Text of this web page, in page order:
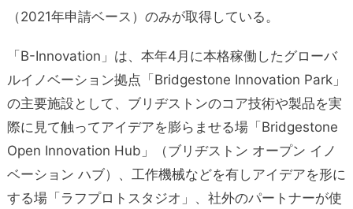
（2021年申請ベース）のみが取得している。
「B-Innovation」は、本年4月に本格稼働したグローバ
ルイノベーション拠点「Bridgestone Innovation Park」
の主要施設として、ブリヂストンのコア技術や製品を実
際に見て触ってアイデアを膨らませる場「Bridgestone
Open Innovation Hub」（ブリヂストン オープン イノ
ベーション ハブ）、工作機械などを有しアイデアを形に
する場「ラフプロトスタジオ」、社外のパートナーが使